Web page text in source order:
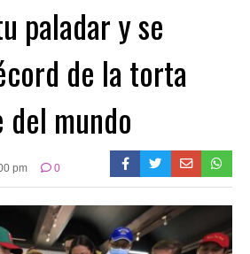
paladar y se
de la torta
del mundo
pm 0